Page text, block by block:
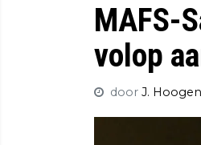
MAFS-
volop
door J.